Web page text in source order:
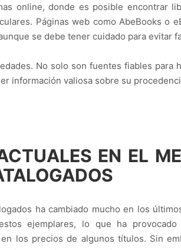
online, donde es posible encontrar
Páginas web como AbeBooks o
se debe tener cuidado para evitar
No solo son fuentes fiables para
información valiosa sobre su
EN EL
ha cambiado mucho en los
ejemplares, lo que ha
los precios de algunos títulos. Sin